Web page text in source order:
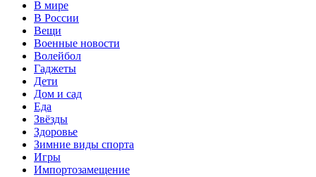
В мире
В России
Вещи
Военные новости
Волейбол
Гаджеты
Дети
Дом и сад
Еда
Звёзды
Здоровье
Зимние виды спорта
Игры
Импортозамещение